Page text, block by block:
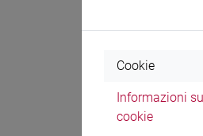
Cookie
Informazioni
cookie